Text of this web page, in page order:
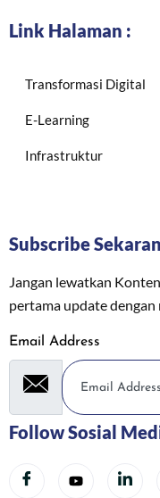
Link Halaman :
Transformasi Digital
E-Learning
Infrastruktur
Subscribe
Jangan lewatkan
pertama update
Email Address
Follow Sosial